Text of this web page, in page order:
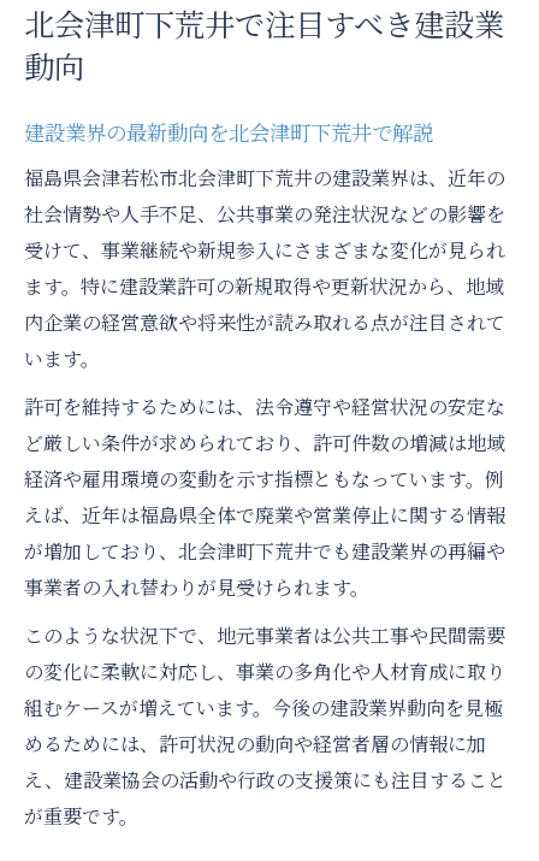
北会津町下荒井で注目すべき建設業
動向
建設業界の最新動向を北会津町下荒井で解説
福島県会津若松市北会津町下荒井の建設業界は、近年の
社会情勢や人手不足、公共事業の発注状況などの影響を
受けて、事業継続や新規参入にさまざまな変化が見られ
ます。特に建設業許可の新規取得や更新状況から、地域
内企業の経営意欲や将来性が読み取れる点が注目されて
います。
許可を維持するためには、法令遵守や経営状況の安定な
ど厳しい条件が求められており、許可件数の増減は地域
経済や雇用環境の変動を示す指標ともなっています。例
えば、近年は福島県全体で廃業や営業停止に関する情報
が増加しており、北会津町下荒井でも建設業界の再編や
事業者の入れ替わりが見受けられます。
このような状況下で、地元事業者は公共工事や民間需要
の変化に柔軟に対応し、事業の多角化や人材育成に取り
組むケースが増えています。今後の建設業界動向を見極
めるためには、許可状況の動向や経営者層の情報に加
え、建設業協会の活動や行政の支援策にも注目すること
が重要です。